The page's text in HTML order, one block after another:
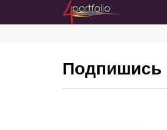
Подпишись